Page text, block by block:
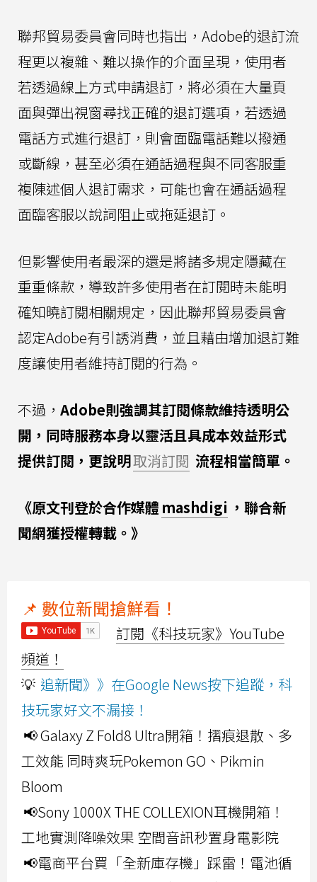
聯邦貿易委員會同時也指出，Adobe的退訂流
程更以複雜、難以操作的介面呈現，使用者
若透過線上方式申請退訂，將必須在大量頁
面與彈出視窗尋找正確的退訂選項，若透過
電話方式進行退訂，則會面臨電話難以撥通
或斷線，甚至必須在通話過程與不同客服重
複陳述個人退訂需求，可能也會在通話過程
面臨客服以說詞阻止或拖延退訂。
但影響使用者最深的還是將諸多規定隱藏在
重重條款，導致許多使用者在訂閱時未能明
確知曉訂閱相關規定，因此聯邦貿易委員會
認定Adobe有引誘消費，並且藉由增加退訂難
度讓使用者維持訂閱的行為。
不過， Adobe則強調其訂閱條款維持透明公
開，同時服務本身以靈活且具成本效益形式
提供訂閱，更說明取消訂閱 流程相當簡單。
《原文刊登於合作媒體 mashdigi ，聯合新
聞網獲授權轉載。》
📌 數位新聞搶鮮看！
訂閱《科技玩家》YouTube
頻道！
💡 追新聞》》在Google News按下追蹤，科
技玩家好文不漏接！
📢 Galaxy Z Fold8 Ultra開箱！摺痕退散、多
工效能 同時爽玩Pokemon GO、Pikmin
Bloom
📢Sony 1000X THE COLLEXION耳機開箱！
工地實測降噪效果 空間音訊秒置身電影院
📢電商平台買「全新庫存機」踩雷！電池循